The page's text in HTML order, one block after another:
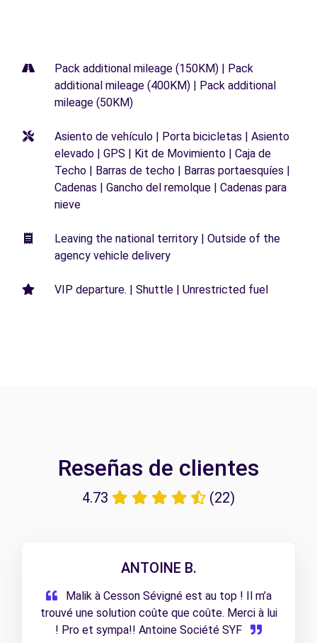
Pack additional mileage (150KM) | Pack
additional mileage (400KM) | Pack additional
mileage (50KM)
Asiento de vehículo | Porta bicicletas | Asiento
elevado | GPS | Kit de Movimiento | Caja de
Techo | Barras de techo | Barras portaesquíes |
Cadenas | Gancho del remolque | Cadenas para
nieve
Leaving the national territory | Outside of the
agency vehicle delivery
VIP departure. | Shuttle | Unrestricted fuel
Reseñas de clientes
4.73 (22)
ANTOINE B.
Malik à Cesson Sévigné est au top ! Il m’a
trouvé une solution coûte que coûte. Merci à lui
! Pro et sympa!! Antoine Société SYF